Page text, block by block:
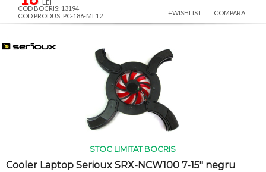
LEI
COD BOCRIS: 13194
COD PRODUS: PC-186-ML12
+WISHLIST COMPARA
STOC LIMITAT BOCRIS
Cooler Laptop Serioux SRX-NCW100 7-15" negru